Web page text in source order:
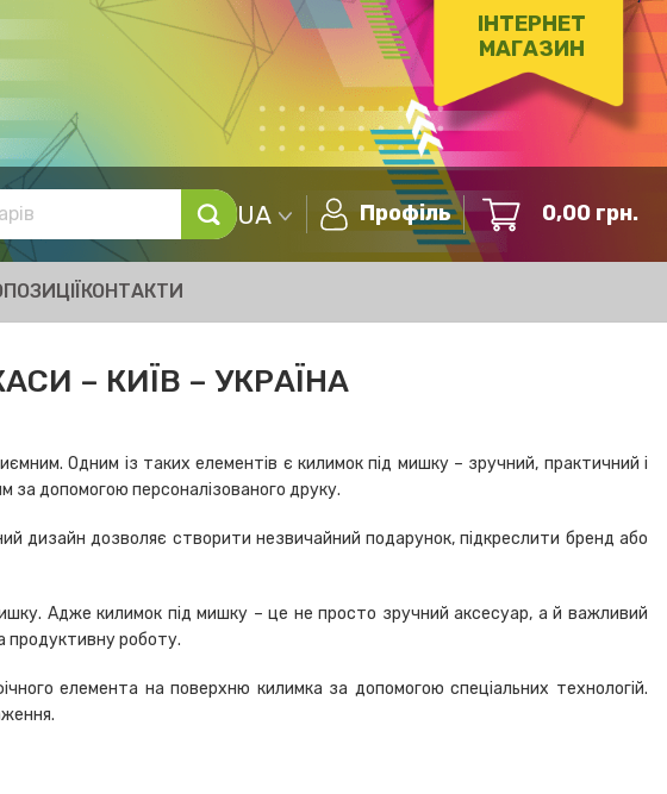
ІНТЕРНЕТ
МАГАЗИН
UA Профіль 0,00 грн.
КОНТАКТИ
– КИЇВ – УКРАЇНА
Одним із таких елементів є килимок під мишку – зручний, практичний і
за допомогою персоналізованого друку.
дизайн дозволяє створити незвичайний подарунок, підкреслити бренд або
Адже килимок під мишку – це не просто зручний аксесуар, а й важливий
продуктивну роботу.
елемента на поверхню килимка за допомогою спеціальних технологій.